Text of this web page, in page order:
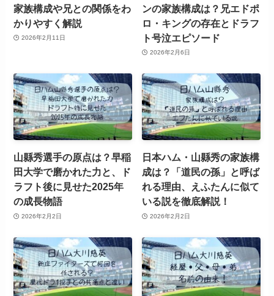
家族構成や兄との関係をわ
かりやすく解説
2026年2月11日
ンの家族構成は？兄エドポ
ロ・キングの存在とドラフ
ト号泣エピソード
2026年2月6日
山縣秀選手の原点は？早稲
田大学で磨かれた力と、ド
ラフト後に見せた2025年
の成長物語
2026年2月2日
日本ハム・山縣秀の家族構
成は？「道民の孫」と呼ば
れる理由、えふたんに似て
いる説を徹底解説！
2026年2月2日